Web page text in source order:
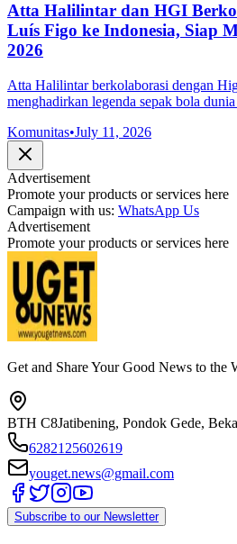
Atta Halilintar dan HGI
Luís Figo ke Indonesia, Siap
2026
Atta Halilintar berkolaborasi dengan
menghadirkan legenda sepak bola
Komunitas•July 11, 2026
Advertisement
Promote your products or services here
Campaign with us: WhatsApp Us
Advertisement
Promote your products or services here
Get and Share Your Good News to the
BTH C8Jatibening, Pondok Gede,
6282125602619
youget.news@gmail.com
Subscribe to our Newsletter